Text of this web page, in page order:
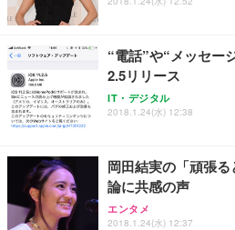
“電話”や“メッセ
2.5リリース
IT・デジタル
2018.1.24(水) 12:38
岡田結実の「頑張
論に共感の声
エンタメ
2018.1.24(水) 12:37